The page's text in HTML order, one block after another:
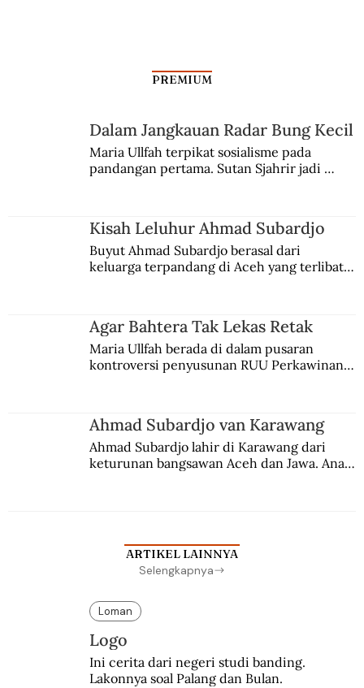
Hamka, Ekspresi Islam Estetik
PREMIUM
Dalam Jangkauan Radar Bung Kecil
Maria Ullfah terpikat sosialisme pada
pandangan pertama. Sutan Sjahrir jadi
Kisah Leluhur Ahmad Subardjo
Buyut Ahmad Subardjo berasal dari
keluarga terpandang di Aceh yang terlibat
Agar Bahtera Tak Lekas Retak
Maria Ullfah berada di dalam pusaran
kontroversi penyusunan RUU Perkawinan.
Ahmad Subardjo van Karawang
Ahmad Subardjo lahir di Karawang dari
keturunan bangsawan Aceh dan Jawa. Anak
ARTIKEL LAINNYA
Selengkapnya
Loman
Logo
Ini cerita dari negeri studi banding.
Lakonnya soal Palang dan Bulan.